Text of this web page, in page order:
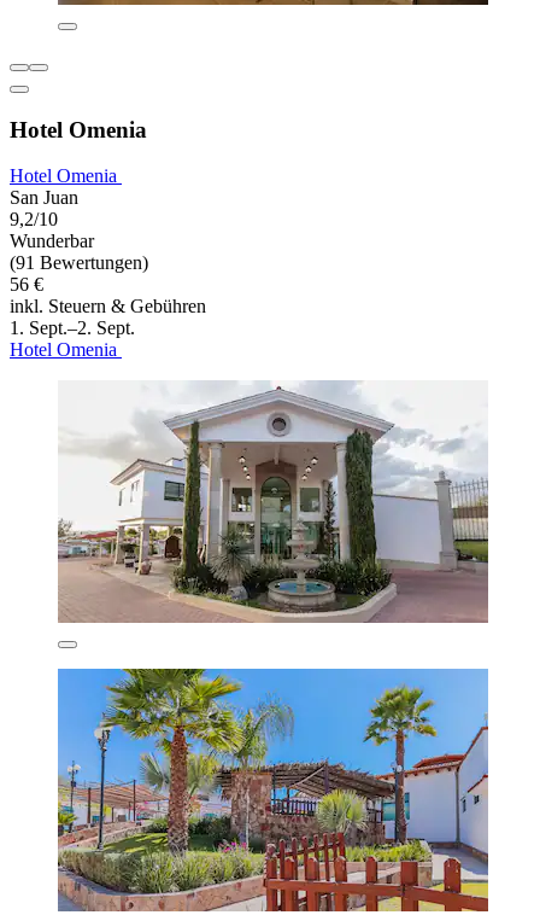
Hotel Omenia
Hotel Omenia
San Juan
9,2/10
Wunderbar
(91 Bewertungen)
56 €
inkl. Steuern & Gebühren
1. Sept.–2. Sept.
Hotel Omenia